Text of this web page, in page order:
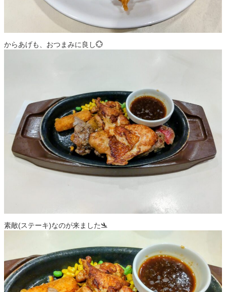
からあげも、おつまみに良し💮
素敵(ステーキ)なのが来ました🛬